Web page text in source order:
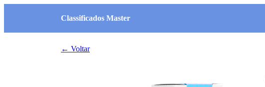
Classificados Master
← Voltar